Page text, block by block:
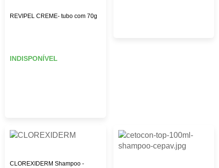
REVIPEL CREME- tubo com 70g
INDISPONÍVEL
CLOREXIDERM Shampoo -